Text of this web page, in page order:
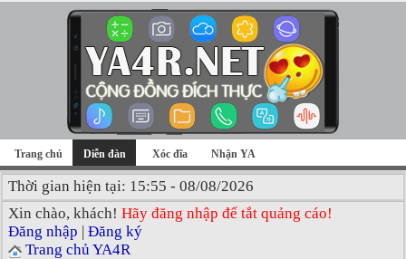
Trang chủ Diễn đàn Xóc đĩa Nhận YA
Thời gian hiện tại: 15:55 - 08/08/2026
Xin chào, khách! Hãy đăng nhập để tắt quảng cáo!
Đăng nhập | Đăng ký
Trang chủ YA4R